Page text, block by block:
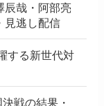
辰哉・阿部亮
見逃し配信
する新世代対
戦の結果・